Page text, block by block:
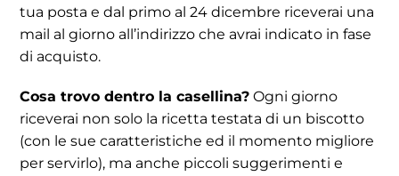
tua posta e dal primo al 24 dicembre riceverai una
mail al giorno all’indirizzo che avrai indicato in fase
di acquisto.
Cosa trovo dentro la casellina? Ogni giorno
riceverai non solo la ricetta testata di un biscotto
(con le sue caratteristiche ed il momento migliore
per servirlo), ma anche piccoli suggerimenti e